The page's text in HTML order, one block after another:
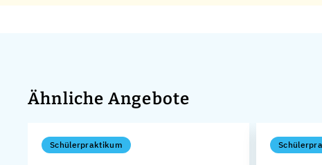
Ähnliche Angebote
Schülerpraktikum